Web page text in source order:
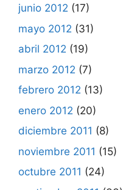
junio 2012 (17)
mayo 2012 (31)
abril 2012 (19)
marzo 2012 (7)
febrero 2012 (13)
enero 2012 (20)
diciembre 2011 (8)
noviembre 2011 (15)
octubre 2011 (24)